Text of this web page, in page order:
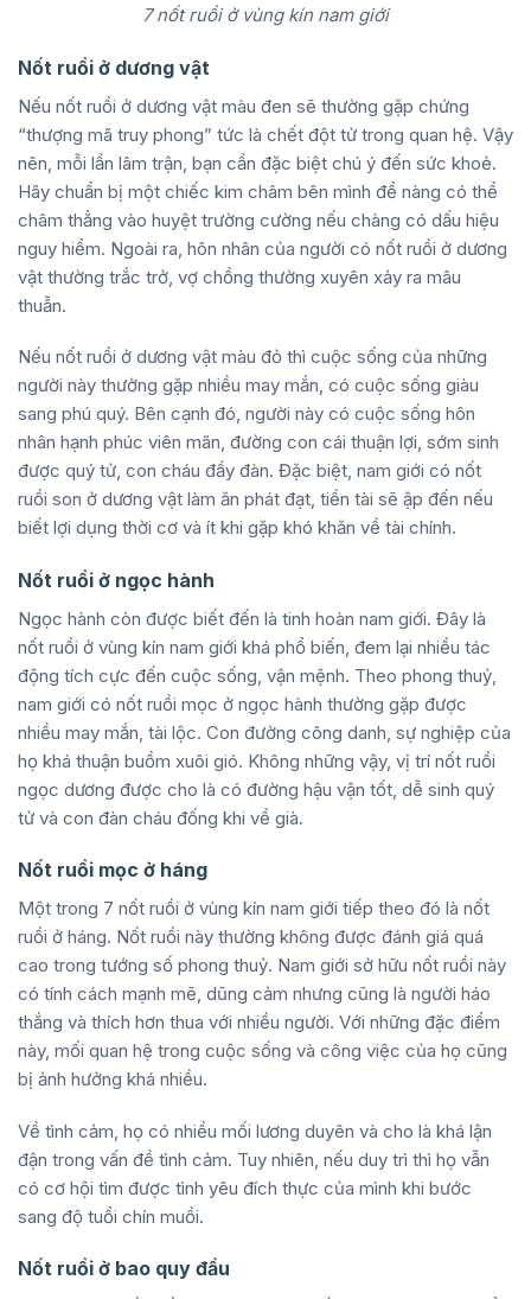
7 nốt ruồi ở vùng kín nam giới
Nốt ruồi ở dương vật
Nếu nốt ruồi ở dương vật màu đen sẽ thường gặp chứng
“thượng mã truy phong” tức là chết đột tử trong quan hệ. Vậy
nên, mỗi lần lâm trận, bạn cần đặc biệt chú ý đến sức khoẻ.
Hãy chuẩn bị một chiếc kim châm bên mình để nàng có thể
châm thẳng vào huyệt trường cường nếu chàng có dấu hiệu
nguy hiểm. Ngoài ra, hôn nhân của người có nốt ruồi ở dương
vật thường trắc trở, vợ chồng thường xuyên xảy ra mâu
thuẫn.
Nếu nốt ruồi ở dương vật màu đỏ thì cuộc sống của những
người này thường gặp nhiều may mắn, có cuộc sống giàu
sang phú quý. Bên cạnh đó, người này có cuộc sống hôn
nhân hạnh phúc viên mãn, đường con cái thuận lợi, sớm sinh
được quý tử, con cháu đầy đàn. Đặc biệt, nam giới có nốt
ruồi son ở dương vật làm ăn phát đạt, tiền tài sẽ ập đến nếu
biết lợi dụng thời cơ và ít khi gặp khó khăn về tài chính.
Nốt ruồi ở ngọc hành
Ngọc hành còn được biết đến là tinh hoàn nam giới. Đây là
nốt ruồi ở vùng kín nam giới khá phổ biến, đem lại nhiều tác
động tích cực đến cuộc sống, vận mệnh. Theo phong thuỷ,
nam giới có nốt ruồi mọc ở ngọc hành thường gặp được
nhiều may mắn, tài lộc. Con đường công danh, sự nghiệp của
họ khá thuận buồm xuôi gió. Không những vậy, vị trí nốt ruồi
ngọc dương được cho là có đường hậu vận tốt, dễ sinh quý
tử và con đàn cháu đống khi về già.
Nốt ruồi mọc ở háng
Một trong 7 nốt ruồi ở vùng kín nam giới tiếp theo đó là nốt
ruồi ở háng. Nốt ruồi này thường không được đánh giá quá
cao trong tướng số phong thuỷ. Nam giới sở hữu nốt ruồi này
có tính cách mạnh mẽ, dũng cảm nhưng cũng là người háo
thắng và thích hơn thua với nhiều người. Với những đặc điểm
này, mối quan hệ trong cuộc sống và công việc của họ cũng
bị ảnh hưởng khá nhiều.
Về tình cảm, họ có nhiều mối lương duyên và cho là khá lận
đận trong vấn đề tình cảm. Tuy nhiên, nếu duy trì thì họ vẫn
có cơ hội tìm được tình yêu đích thực của mình khi bước
sang độ tuổi chín muồi.
Nốt ruồi ở bao quy đầu